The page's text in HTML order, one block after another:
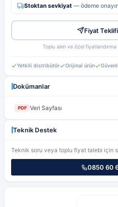
Stoktan sevkiyat — ödeme
Fiyat
Toplu alım ve özel
Yetkili distribütör Orijinal ürün
Dokümanlar
PDF Veri Sayfası
Teknik Destek
Teknik soru veya toplu fiyat talebi için
0850 60